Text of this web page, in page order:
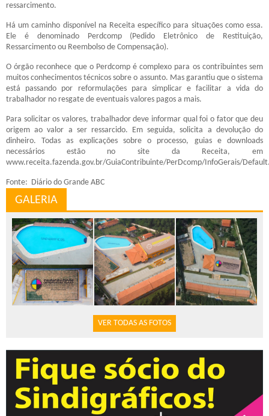
ressarcimento.
Há um caminho disponível na Receita específico para situações como essa.
Ele é denominado Perdcomp (Pedido Eletrônico de Restituição,
Ressarcimento ou Reembolso de Compensação).
O órgão reconhece que o Perdcomp é complexo para os contribuintes sem
muitos conhecimentos técnicos sobre o assunto. Mas garantiu que o sistema
está passando por reformulações para simplicar e facilitar a vida do
trabalhador no resgate de eventuais valores pagos a mais.
Para solicitar os valores, trabalhador deve informar qual foi o fator que deu
origem ao valor a ser ressarcido. Em seguida, solicita a devolução do
dinheiro. Todas as explicações sobre o processo, guias e downloads
necessários estão no site da Receita, em
www.receita.fazenda.gov.br/GuiaContribuinte/PerDcomp/InfoGerais/
Fonte: Diário do Grande ABC
GALERIA
VER TODAS AS FOTOS